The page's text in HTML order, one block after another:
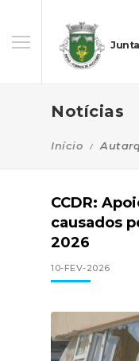
Notícias
Início
CCDR:
causados
2026
10-FEV-2026